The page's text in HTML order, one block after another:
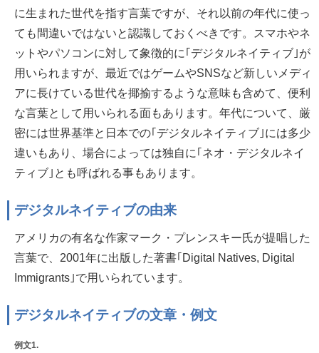
に生まれた世代を指す言葉ですが、それ以前の年代に使っ
ても間違いではないと認識しておくべきです。スマホやネ
ットやパソコンに対して象徴的に｢デジタルネイティブ｣が
用いられますが、最近ではゲームやSNSなど新しいメディ
アに長けている世代を揶揄するような意味も含めて、便利
な言葉として用いられる面もあります。年代について、厳
密には世界基準と日本での｢デジタルネイティブ｣には多少
違いもあり、場合によっては独自に｢ネオ・デジタルネイ
ティブ｣とも呼ばれる事もあります。
デジタルネイティブの由来
アメリカの有名な作家マーク・プレンスキー氏が提唱した
言葉で、2001年に出版した著書｢Digital Natives, Digital
Immigrants｣で用いられています。
デジタルネイティブの文章・例文
例文1.